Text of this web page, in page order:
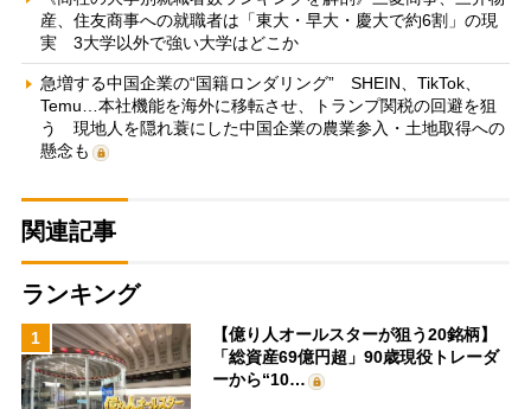
産、住友商事への就職者は「東大・早大・慶大で約6割」の現
実 3大学以外で強い大学はどこか
急増する中国企業の“国籍ロンダリング” SHEIN、TikTok、
Temu…本社機能を海外に移転させ、トランプ関税の回避を狙
う 現地人を隠れ蓑にした中国企業の農業参入・土地取得への
懸念も
関連記事
ランキング
1
【億り人オールスターが狙う20銘柄】
「総資産69億円超」90歳現役トレーダ
ーから“10…